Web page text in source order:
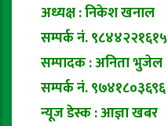
अध्यक्ष : निकेश खनाल
सम्पर्क नं. ९८४४२२१६१५
सम्पादक : अनिता भुजेल
सम्पर्क नं. ९७४१८०३६९६
न्यूज डेस्क : आज्ञा खबर